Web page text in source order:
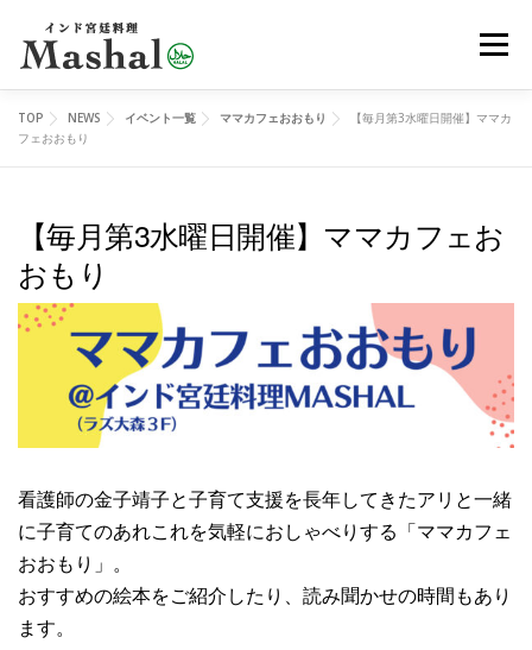
メニ
MENU
レッスン イベント オンラインショップ ブログ
メディア EN
TOP NEWS イベント一覧 ママカフェおおもり
【毎月第3水曜日開催】ママカ
フェおおもり
【毎月第3水曜日開催】ママカフェお
おもり
看護師の金子靖子と子育て支援を長年してきたアリと一緒
に子育てのあれこれを気軽におしゃべりする「ママカフェ
おおもり」。
おすすめの絵本をご紹介したり、読み聞かせの時間もあり
ます。